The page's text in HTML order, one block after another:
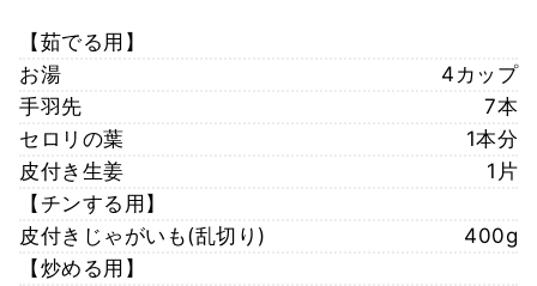
【茹でる用】
お湯
4カップ
手羽先
7本
セロリの葉
1本分
皮付き生姜
1片
【チンする用】
皮付きじゃがいも(乱切り)
400g
【炒める用】